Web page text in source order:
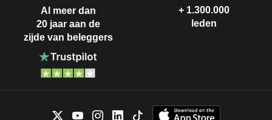
Al meer dan
20 jaar aan de
zijde van beleggers
+ 1.300.000
leden